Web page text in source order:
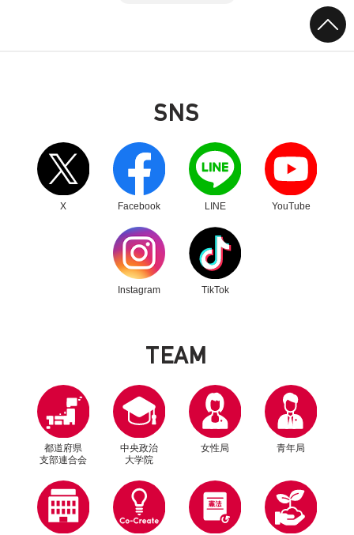
SNS
X
別ウィンドウリンク
Facebook
別ウィンドウリンク
LINE
別ウィンドウリンク
YouTube
別ウィンドウリンク
Instagram
別ウィンドウリンク
TikTok
別ウィンドウリンク
TEAM
都道府県
支部連合会
中央政治
大学院
女性局 青年局